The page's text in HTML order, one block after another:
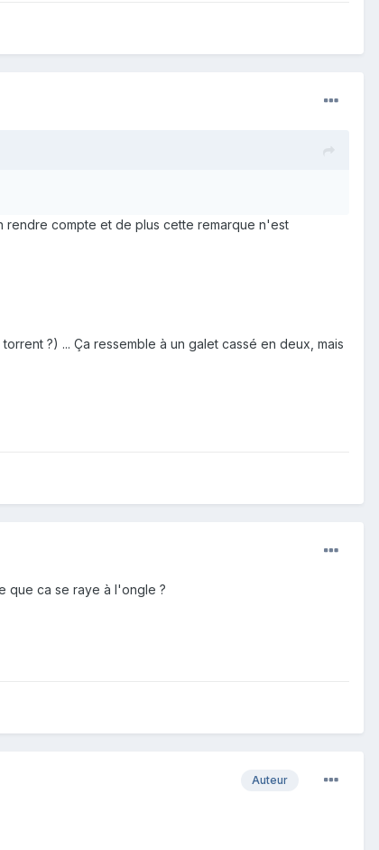
compte et de plus cette remarque n'est
?) ... Ça ressemble à un galet cassé en deux, mais
que ca se raye à l'ongle ?
Auteur